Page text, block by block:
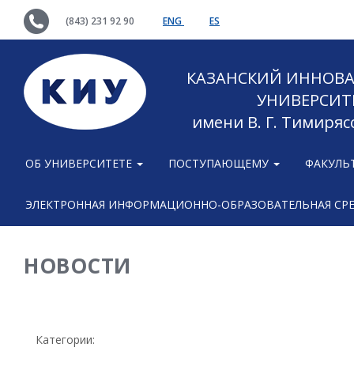
(843) 231 92 90 ENG ES
КАЗАНСКИЙ
имени В. Г.
ОБ УНИВЕРСИТЕТЕ ПОСТУПАЮЩЕМУ
ЭЛЕКТРОННАЯ ИНФОРМАЦИОННО-ОБРАЗОВАТЕЛЬНАЯ
НОВОСТИ
Категории: